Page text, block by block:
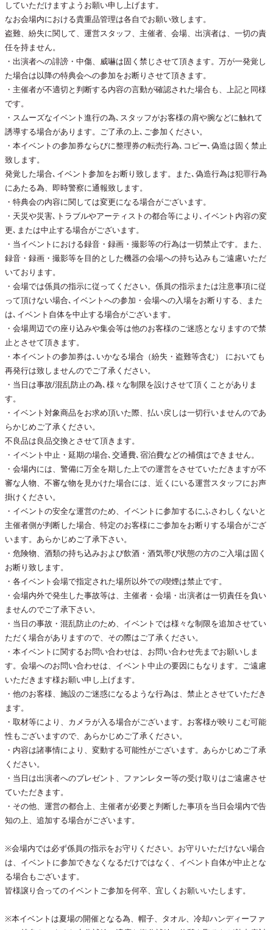
していただけますようお願い申し上げます。
なお会場内における貴重品管理は各自でお願い致します。
盗難、紛失に関して、運営スタッフ、主催者、会場、出演者は、一切の責
任を持ません。
・出演者への誹謗・中傷、威嚇は固く禁じさせて頂きます。万が一発覚し
た場合は以降の特典会への参加をお断りさせて頂きます。
・主催者が不適切と判断する内容の言動が確認された場合も、上記と同様
です。
・スムーズなイベント進行の為､スタッフがお客様の肩や腕などに触れて
誘導する場合があります。ご了承の上､ご参加ください。
・本イベントの参加券ならびに整理券の転売行為､コピー､偽造は固く禁止
致します。
発覚した場合､イベント参加をお断り致します。また､偽造行為は犯罪行為
にあたる為、即時警察に通報致します。
・特典会の内容に関しては変更になる場合がございます。
・天災や災害､トラブルやアーティストの都合等により､イベント内容の変
更､または中止する場合がございます。
・当イベントにおける録音・録画・撮影等の行為は一切禁止です。また、
録音・録画・撮影等を目的とした機器の会場への持ち込みもご遠慮いただ
いております。
・会場では係員の指示に従ってください。係員の指示または注意事項に従
って頂けない場合､イベントへの参加・会場への入場をお断りする、また
は､イベント自体を中止する場合がございます。
・会場周辺での座り込みや集会等は他のお客様のご迷惑となりますので禁
止とさせて頂きます。
・本イベントの参加券は､いかなる場合（紛失・盗難等含む） においても
再発行は致しませんのでご了承ください。
・当日は事故/混乱防止の為､様々な制限を設けさせて頂くことがありま
す。
・イベント対象商品をお求め頂いた際、払い戻しは一切行いませんのであ
らかじめご了承ください。
不良品は良品交換とさせて頂きます。
・イベント中止・延期の場合､交通費､宿泊費などの補償はできません。
・会場内には、警備に万全を期した上での運営をさせていただきますが不
審な人物、不審な物を見かけた場合には、近くにいる運営スタッフにお声
掛けください。
・イベントの安全な運営のため、イベントに参加するにふさわしくないと
主催者側が判断した場合、特定のお客様にご参加をお断りする場合がござ
います。あらかじめご了承下さい。
・危険物、酒類の持ち込みおよび飲酒・酒気帯び状態の方のご入場は固く
お断り致します。
・各イベント会場で指定された場所以外での喫煙は禁止です。
・会場内外で発生した事故等は、主催者・会場・出演者は一切責任を負い
ませんのでご了承下さい。
・当日の事故・混乱防止のため、イベントでは様々な制限を追加させてい
ただく場合がありますので、その際はご了承ください。
・本イベントに関するお問い合わせは、お問い合わせ先までお願いしま
す。会場へのお問い合わせは、イベント中止の要因にもなります。ご遠慮
いただきます様お願い申し上げます。
・他のお客様、施設のご迷惑になるような行為は、禁止とさせていただき
ます。
・取材等により、カメラが入る場合がございます。お客様が映りこむ可能
性もございますので、あらかじめご了承ください。
・内容は諸事情により、変動する可能性がございます。あらかじめご了承
ください。
・当日は出演者へのプレゼント、ファンレター等の受け取りはご遠慮させ
ていただきます。
・その他、運営の都合上、主催者が必要と判断した事項を当日会場内で告
知の上、追加する場合がございます。
※会場内では必ず係員の指示をお守りください。お守りいただけない場合
は、イベントに参加できなくなるだけではなく、イベント自体が中止とな
る場合もございます。
皆様譲り合ってのイベントご参加を何卒、宜しくお願いいたします。
※本イベントは夏場の開催となる為、帽子、タオル、冷却ハンディーファ